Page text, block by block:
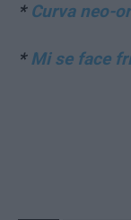
* Curva neo-
*Mi se face